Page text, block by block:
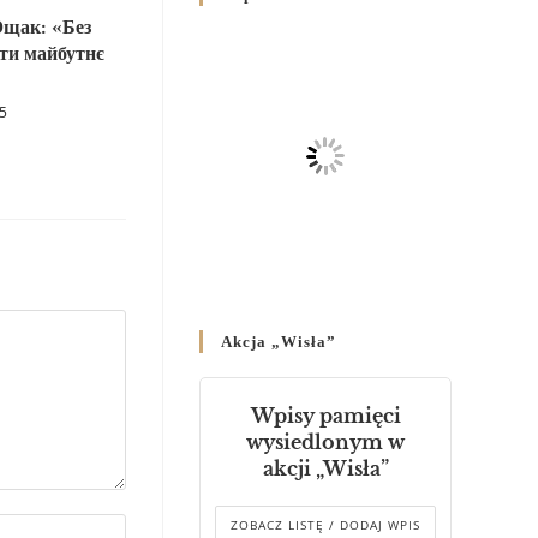
«Без
майбутнє
Родин
Справ Молоді та встановленя
складу Катихитичної Комісії
днях 2-12 липня 2024 р.”
Декрет єпископів
Перемисько-Варшавської
Митрополії стосовно
звершування Божественної
літургії
Akcja „Wisła”
Wpisy pamięci
wysiedlonym w
akcji „Wisła”
ZOBACZ LISTĘ / DODAJ WPIS